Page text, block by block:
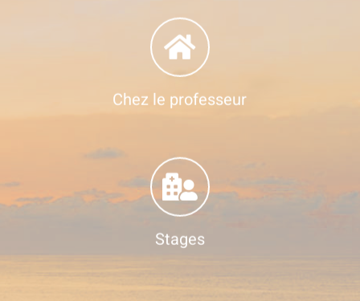
Chez le professeur
Stages